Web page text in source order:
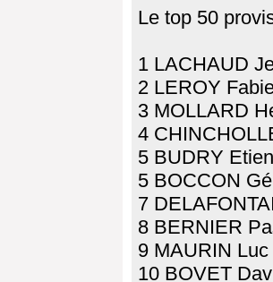
Le top 50
1 LACHAUD
2 LEROY
3 MOLLARD
4
5 BUDRY
5 BOCCON
7
8 BERNIER
9 MAURIN Luc
10 BOVET